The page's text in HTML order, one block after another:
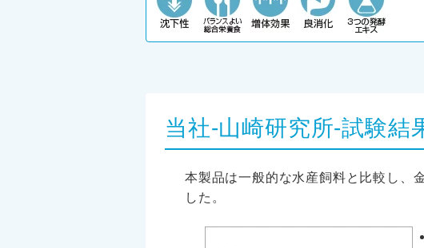
当社-山崎研究所-試験結
本製品は一般的な水産飼料と比較し、
した。